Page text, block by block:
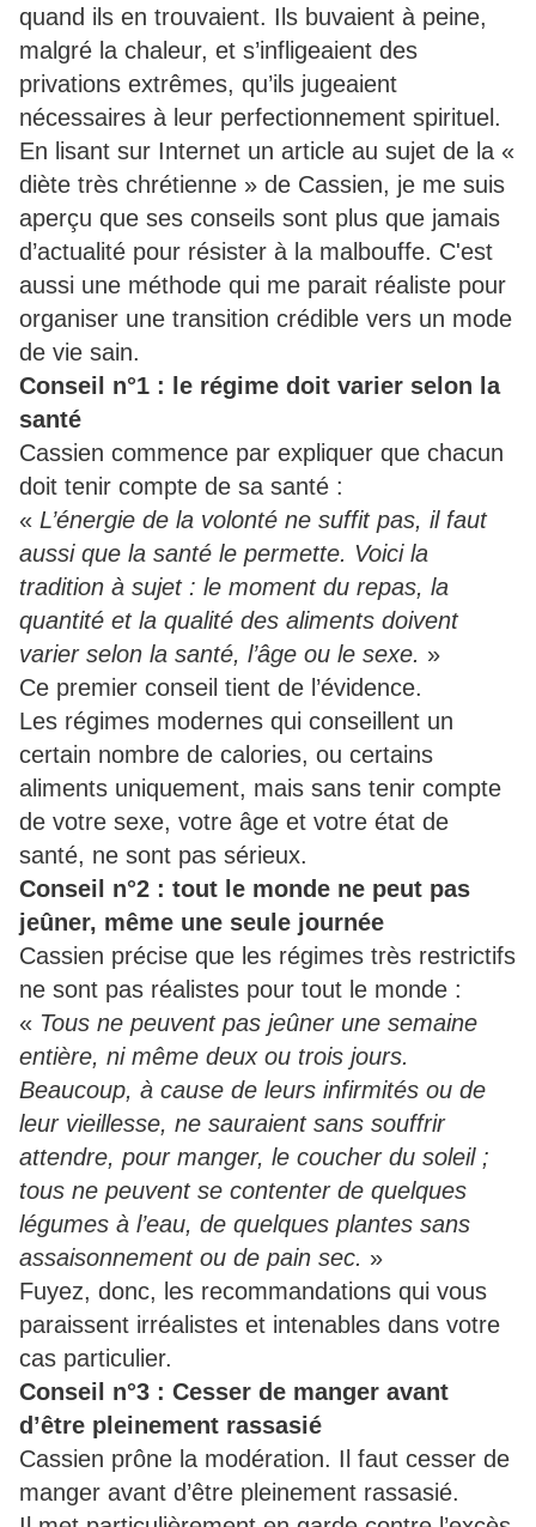
quand ils en trouvaient. Ils buvaient à peine,
malgré la chaleur, et s’infligeaient des
privations extrêmes, qu’ils jugeaient
nécessaires à leur perfectionnement spirituel.
En lisant sur Internet un article au sujet de la «
diète très chrétienne » de Cassien, je me suis
aperçu que ses conseils sont plus que jamais
d’actualité pour résister à la malbouffe. C'est
aussi une méthode qui me parait réaliste pour
organiser une transition crédible vers un mode
de vie sain.
Conseil n°1 : le régime doit varier selon la
santé
Cassien commence par expliquer que chacun
doit tenir compte de sa santé :
« L’énergie de la volonté ne suffit pas, il faut
aussi que la santé le permette. Voici la
tradition à sujet : le moment du repas, la
quantité et la qualité des aliments doivent
varier selon la santé, l’âge ou le sexe. »
Ce premier conseil tient de l’évidence.
Les régimes modernes qui conseillent un
certain nombre de calories, ou certains
aliments uniquement, mais sans tenir compte
de votre sexe, votre âge et votre état de
santé, ne sont pas sérieux.
Conseil n°2 : tout le monde ne peut pas
jeûner, même une seule journée
Cassien précise que les régimes très restrictifs
ne sont pas réalistes pour tout le monde :
« Tous ne peuvent pas jeûner une semaine
entière, ni même deux ou trois jours.
Beaucoup, à cause de leurs infirmités ou de
leur vieillesse, ne sauraient sans souffrir
attendre, pour manger, le coucher du soleil ;
tous ne peuvent se contenter de quelques
légumes à l’eau, de quelques plantes sans
assaisonnement ou de pain sec. »
Fuyez, donc, les recommandations qui vous
paraissent irréalistes et intenables dans votre
cas particulier.
Conseil n°3 : Cesser de manger avant
d’être pleinement rassasié
Cassien prône la modération. Il faut cesser de
manger avant d’être pleinement rassasié.